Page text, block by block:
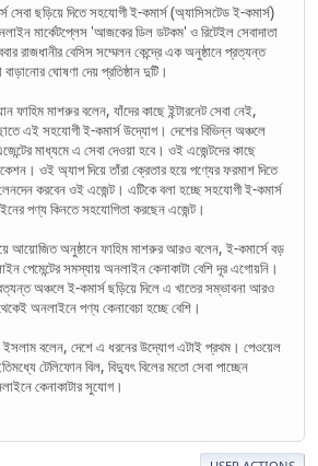
সেবা ছড়িয়ে দিতে সহযোগী ই-কমার্স (অ্যাসিসটেড ই-কমার্স)
মার্কেটপ্লেস 'আজকের ডিল ডটকম' ও রিটেইল সেবাদাতা
রাজধানীর বেসিস সম্মেলন কেন্দ্রে এক অনুষ্ঠানে প্রত্যন্ত
ঘোষণা দেয় প্রতিষ্ঠান দুটি।
ফাহিম মাশরুর বলেন, যাঁদের কাছে ইন্টারনেট সেবা নেই,
এই সহযোগী ই-কমার্স উদ্যোগ। দেশের বিভিন্ন অঞ্চলে
মাধ্যমে এ সেবা দেওয়া হবে। ওই এজেন্টদের কাছে
ওই অ্যাপ দিয়ে তাঁরা ক্রেতার হয়ে পণ্যের ফরমাশ দিতে
করবেন ওই এজেন্ট। এটিকে বলা হচ্ছে সহযোগী ই-কমার্স
পণ্য কিনতে সহযোগিতা করছেন এজেন্ট।
আয়োজিত অনুষ্ঠানে ফাহিম মাশরুর আরও বলেন, ই-কমার্সে বড়
পেমেন্টের সমস্যায় অনলাইন কেনাকাটা বেশি দূর এগোয়নি।
অঞ্চলে ই-কমার্স ছড়িয়ে দিলে এ খাতের সম্ভাবনা আরও
অনলাইনে পণ্য কেনাবেচা হচ্ছে বেশি।
ইসলাম বলেন, দেশে এ ধরনের উদ্যোগ এটাই প্রথম। পেওয়েল
টেলিফোন বিল, বিদ্যুৎ বিলের মতো সেবা পাচ্ছেন
কেনাকাটার সুযোগ।